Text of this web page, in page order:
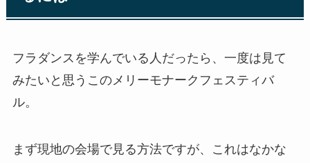
フラダンスを学んでいる人だったら、一度は見て
みたいと思うこのメリーモナークフェスティバ
ル。
まず現地の会場で見る方法ですが、これはなかな